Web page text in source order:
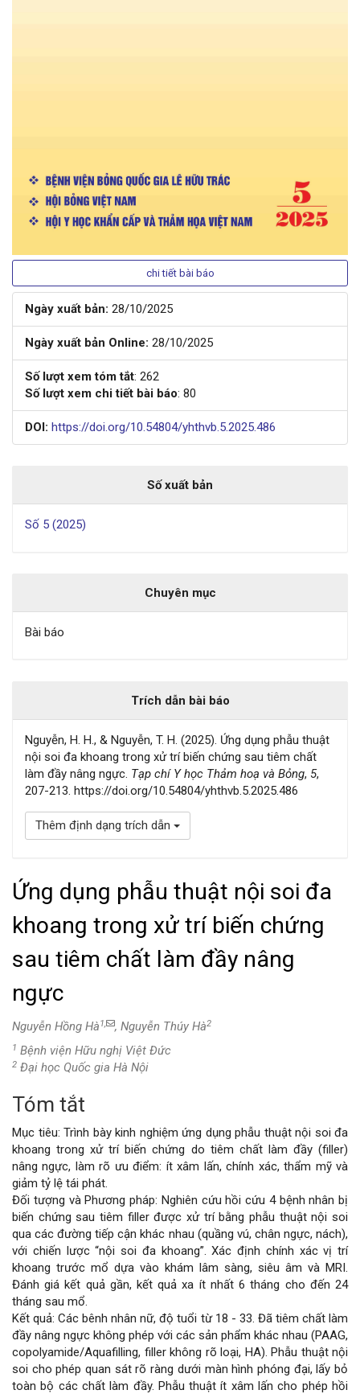
chi tiết bài báo
Ngày xuất bản: 28/10/2025
Ngày xuất bản Online: 28/10/2025
Số lượt xem tóm tắt: 262
Số lượt xem chi tiết bài báo: 80
DOI: https://doi.org/10.54804/yhthvb.5.2025.486
Số xuất bản
Số 5 (2025)
Chuyên mục
Bài báo
Trích dẫn bài báo
Nguyễn, H. H., & Nguyễn, T. H. (2025). Ứng dụng phẫu thuật
nội soi đa khoang trong xử trí biến chứng sau tiêm chất
làm đầy nâng ngực. Tạp chí Y học Thảm hoạ và Bỏng, 5,
207-213. https://doi.org/10.54804/yhthvb.5.2025.486
Thêm định dạng trích dẫn
Ứng dụng phẫu thuật nội soi đa
khoang trong xử trí biến chứng
sau tiêm chất làm đầy nâng
ngực
Nguyễn Hồng Hà1, , Nguyễn Thúy Hà2
1 Bệnh viện Hữu nghị Việt Đức
2 Đại học Quốc gia Hà Nội
Nội
dung
chính
của
bài
viết
Tóm tắt
Mục tiêu: Trình bày kinh nghiệm ứng dụng phẫu thuật nội soi đa
khoang trong xử trí biến chứng do tiêm chất làm đầy (filler)
nâng ngực, làm rõ ưu điểm: ít xâm lấn, chính xác, thẩm mỹ và
giảm tỷ lệ tái phát.
Đối tượng và Phương pháp: Nghiên cứu hồi cứu 4 bệnh nhân bị
biến chứng sau tiêm filler được xử trí bằng phẫu thuật nội soi
qua các đường tiếp cận khác nhau (quầng vú, chân ngực, nách),
với chiến lược “nội soi đa khoang”. Xác định chính xác vị trí
khoang trước mổ dựa vào khám lâm sàng, siêu âm và MRI.
Đánh giá kết quả gần, kết quả xa ít nhất 6 tháng cho đến 24
tháng sau mổ.
Kết quả: Các bênh nhân nữ, độ tuổi từ 18 - 33. Đã tiêm chất làm
đầy nâng ngực không phép với các sản phẩm khác nhau (PAAG,
copolyamide/Aquafilling, filler không rõ loại, HA). Phẫu thuật nội
soi cho phép quan sát rõ ràng dưới màn hình phóng đại, lấy bỏ
toàn bộ các chất làm đầy. Phẫu thuật ít xâm lấn cho phép hồi